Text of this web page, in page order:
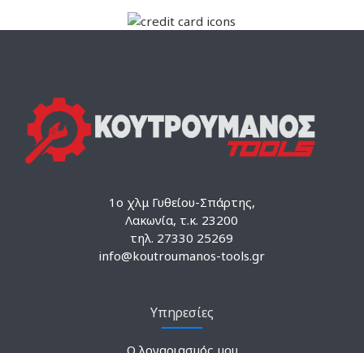
1ο χλμ Γυθείου-Σπάρτης,
Λακωνία, τ.κ. 23200
τηλ. 27330 25269
info@koutroumanos-tools.gr
Υπηρεσίες
Ο λογαριασμός μου